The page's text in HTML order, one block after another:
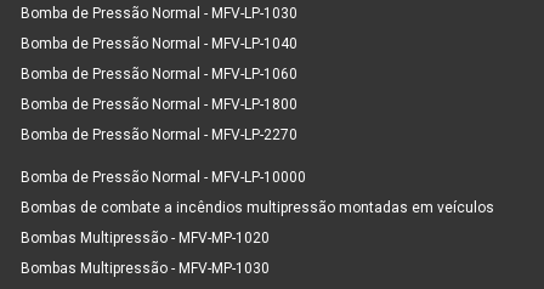
Bomba de Pressão Normal - MFV-LP-1030
Bomba de Pressão Normal - MFV-LP-1040
Bomba de Pressão Normal - MFV-LP-1060
Bomba de Pressão Normal - MFV-LP-1800
Bomba de Pressão Normal - MFV-LP-2270
Bomba de Pressão Normal - MFV-LP-10000
Bombas de combate a incêndios multipressão montadas em veículos
Bombas Multipressão - MFV-MP-1020
Bombas Multipressão - MFV-MP-1030